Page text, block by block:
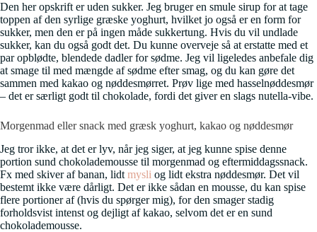
Den her opskrift er uden sukker. Jeg bruger en smule sirup for at tage
toppen af den syrlige græske yoghurt, hvilket jo også er en form for
sukker, men den er på ingen måde sukkertung. Hvis du vil undlade
sukker, kan du også godt det. Du kunne overveje så at erstatte med et
par opblødte, blendede dadler for sødme. Jeg vil ligeledes anbefale dig
at smage til med mængde af sødme efter smag, og du kan gøre det
sammen med kakao og nøddesmørret. Prøv lige med hasselnøddesmør
– det er særligt godt til chokolade, fordi det giver en slags nutella-vibe.
Morgenmad eller snack med græsk yoghurt, kakao og nøddesmør
Jeg tror ikke, at det er lyv, når jeg siger, at jeg kunne spise denne
portion sund chokolademousse til morgenmad og eftermiddagssnack.
Fx med skiver af banan, lidt mysli og lidt ekstra nøddesmør. Det vil
bestemt ikke være dårligt. Det er ikke sådan en mousse, du kan spise
flere portioner af (hvis du spørger mig), for den smager stadig
forholdsvist intenst og dejligt af kakao, selvom det er en sund
chokolademousse.